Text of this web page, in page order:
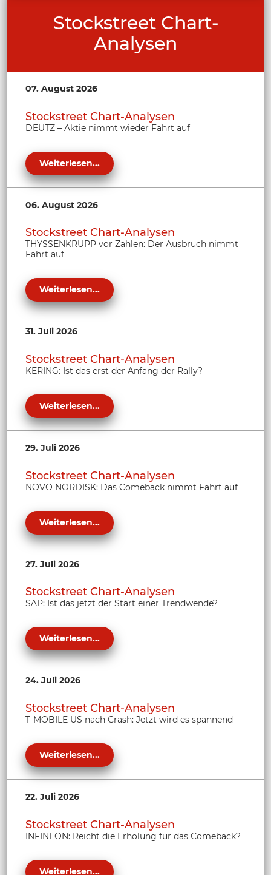
Stockstreet Chart-
Analysen
07. August 2026
Stockstreet Chart-Analysen
DEUTZ – Aktie nimmt wieder Fahrt auf
Weiterlesen...
06. August 2026
Stockstreet Chart-Analysen
THYSSENKRUPP vor Zahlen: Der Ausbruch nimmt
Fahrt auf
Weiterlesen...
31. Juli 2026
Stockstreet Chart-Analysen
KERING: Ist das erst der Anfang der Rally?
Weiterlesen...
29. Juli 2026
Stockstreet Chart-Analysen
NOVO NORDISK: Das Comeback nimmt Fahrt auf
Weiterlesen...
27. Juli 2026
Stockstreet Chart-Analysen
SAP: Ist das jetzt der Start einer Trendwende?
Weiterlesen...
24. Juli 2026
Stockstreet Chart-Analysen
T-MOBILE US nach Crash: Jetzt wird es spannend
Weiterlesen...
22. Juli 2026
Stockstreet Chart-Analysen
INFINEON: Reicht die Erholung für das Comeback?
Weiterlesen...